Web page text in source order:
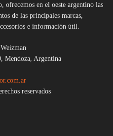
ofrecemos en el oeste argentino las
de las principales marcas,
e información útil.
Mendoza, Argentina
reservados